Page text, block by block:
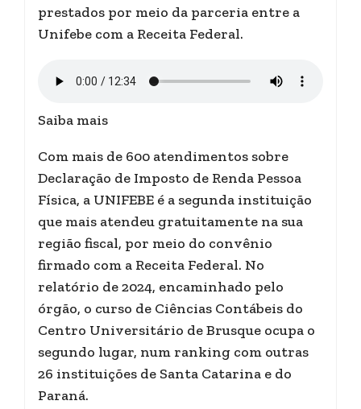
prestados por meio da parceria entre a
Unifebe com a Receita Federal.
Saiba mais
Com mais de 600 atendimentos sobre
Declaração de Imposto de Renda Pessoa
Física, a UNIFEBE é a segunda instituição
que mais atendeu gratuitamente na sua
região fiscal, por meio do convênio
firmado com a Receita Federal. No
relatório de 2024, encaminhado pelo
órgão, o curso de Ciências Contábeis do
Centro Universitário de Brusque ocupa o
segundo lugar, num ranking com outras
26 instituições de Santa Catarina e do
Paraná.